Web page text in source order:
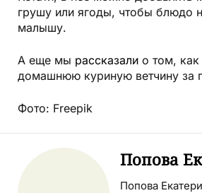
грушу или ягоды, чтобы блюдо
малышу.
А еще мы рассказали о том, как
домашнюю куриную ветчину за
Фото: Freepik
Попова
Попова